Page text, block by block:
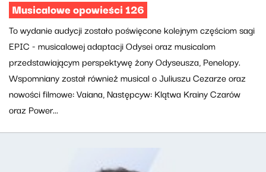
Musicalowe opowieści 126
To wydanie audycji zostało poświęcone kolejnym częściom sagi
EPIC - musicalowej adaptacji Odysei oraz musicalom
przedstawiającym perspektywę żony Odyseusza, Penelopy.
Wspomniany został również musical o Juliuszu Cezarze oraz
nowości filmowe: Vaiana, Następcyw: Klątwa Krainy Czarów
oraz Power...